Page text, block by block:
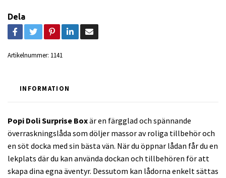
Dela
Artikelnummer: 1141
INFORMATION
Popi Doli Surprise Boxär en färgglad och spännande
överraskningslåda som döljer massor av roliga tillbehör och
en söt docka med sin bästa vän. När du öppnar lådan får du en
lekplats där du kan använda dockan och tillbehören för att
skapa dina egna äventyr. Dessutom kan lådorna enkelt sättas